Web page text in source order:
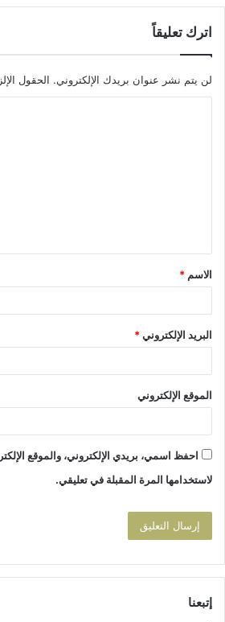
اترك تعليقاً
لن يتم نشر عنوان بريدك الإلكتروني. الحقول
ق
*
الاسم *
البريد الإلكتروني*
الموقع الإلكتروني
احفظ اسمي، بريدي الإلكتروني، والموقع
لاستخدامها المرة المقبلة في تعليقي.
إتبعنا